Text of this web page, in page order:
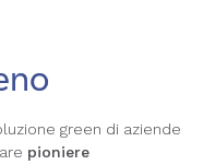
green di aziende
pioniere
green di aziende
pioniere
green di aziende
pioniere